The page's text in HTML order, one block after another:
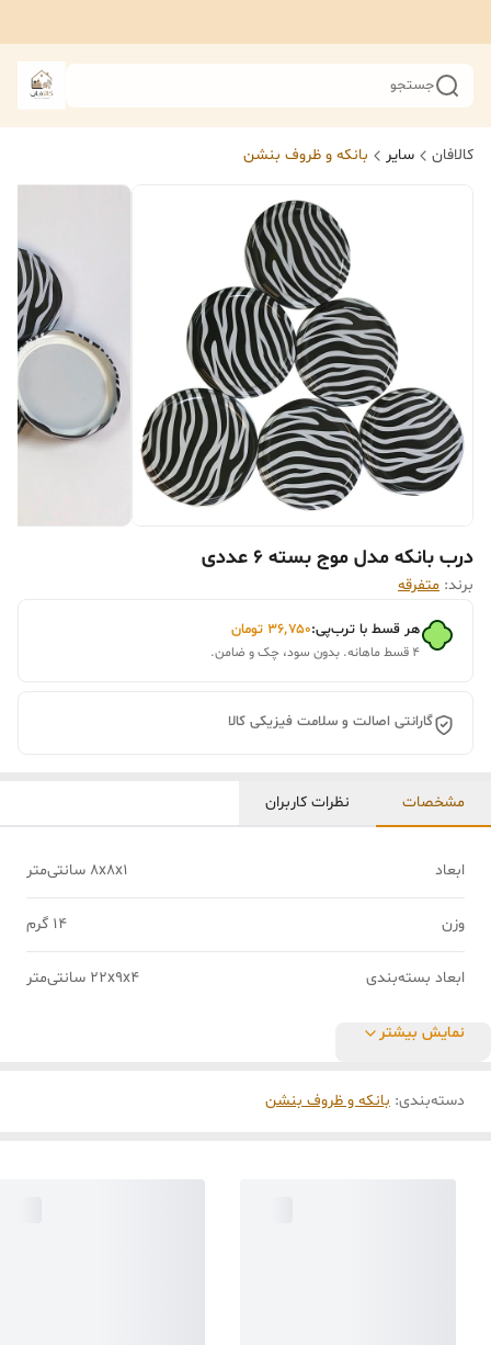
جستجو
کالافان سایر بانکه و ظروف بنشن
درب بانکه مدل موج بسته 6 عددی
برند: متفرقه
هر قسط با ترب‌پی:۳۶٬۷۵۰ تومان
۴ قسط ماهانه. بدون سود، چک و ضامن.
گارانتی اصالت و سلامت فیزیکی کالا
مشخصات نظرات کاربران
ابعاد 8x8x1 سانتی‌متر
وزن 14 گرم
ابعاد بسته‌بندی 22x9x4 سانتی‌متر
نمایش بیشتر
دسته‌بندی: بانکه و ظروف بنشن